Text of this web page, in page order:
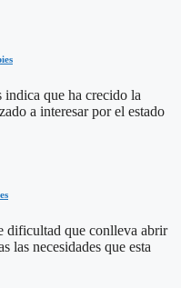
que ha crecido la
a interesar por el estado
dificultad que conlleva abrir
las necesidades que esta